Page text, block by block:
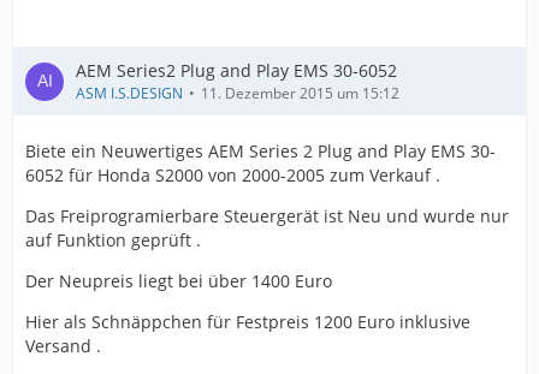
AEM Series2 Plug and Play EMS 30-6052
ASM I.S.DESIGN 11. Dezember 2015 um 15:12
Biete ein Neuwertiges AEM Series 2 Plug and Play EMS 30-
6052 für Honda S2000 von 2000-2005 zum Verkauf .
Das Freiprogramierbare Steuergerät ist Neu und wurde nur
auf Funktion geprüft .
Der Neupreis liegt bei über 1400 Euro
Hier als Schnäppchen für Festpreis 1200 Euro inklusive
Versand .